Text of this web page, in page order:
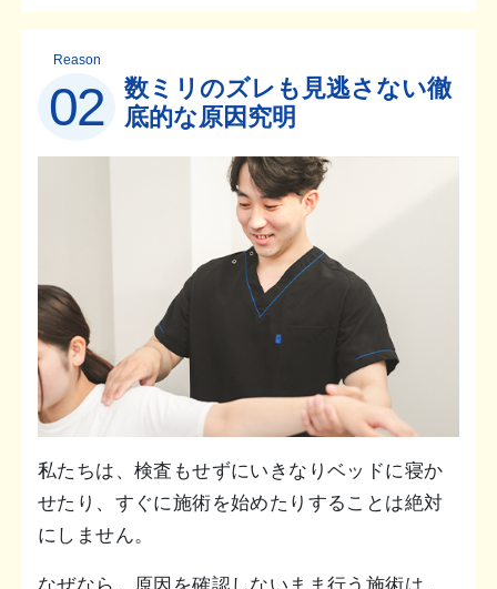
Reason
02
数ミリのズレも見逃さない徹
底的な原因究明
私たちは、検査もせずにいきなりベッドに寝か
せたり、すぐに施術を始めたりすることは絶対
にしません。